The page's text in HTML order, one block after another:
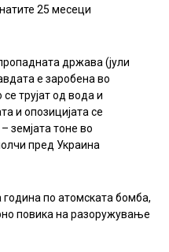
25 месеци
држава (јули
е заробена во
трујат од вода и
и опозицијата се
земјата тоне во
пред Украина
по атомската бомба,
повика на разоружување